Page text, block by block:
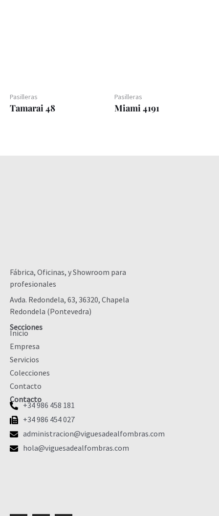
Pasilleras
Tamarai 48
Pasilleras
Miami 4191
Fábrica, Oficinas, y Showroom para
profesionales
Avda. Redondela, 63, 36320, Chapela
Redondela (Pontevedra)
Secciones
Inicio
Empresa
Servicios
Colecciones
Contacto
Contacto
+34 986 458 181
+34 986 454 027
administracion@viguesadealfombras.com
hola@viguesadealfombras.com
FacebookInstagramLinkedin